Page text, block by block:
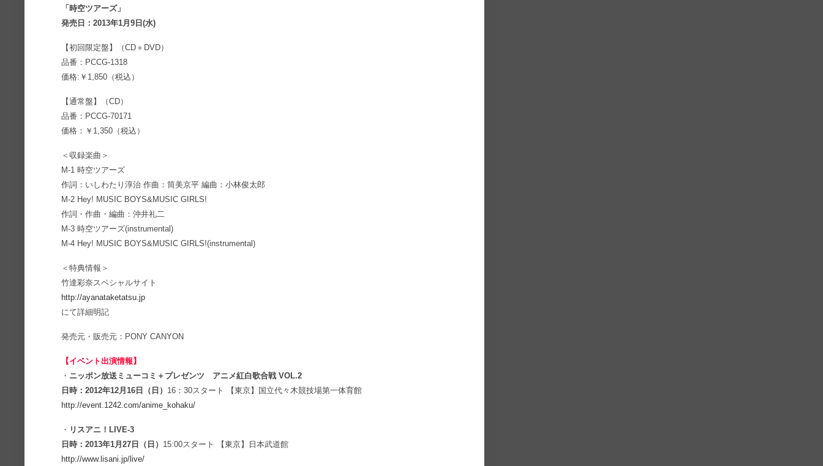
「時空ツアーズ」
発売日：2013年1月9日(水)
【初回限定盤】（CD＋DVD）
品番：PCCG-1318
価格:￥1,850（税込）
【通常盤】（CD）
品番：PCCG-70171
価格：￥1,350（税込）
＜収録楽曲＞
M-1 時空ツアーズ
作詞：いしわたり淳治 作曲：筒美京平 編曲：小林俊太郎
M-2 Hey! MUSIC BOYS&MUSIC GIRLS!
作詞・作曲・編曲：沖井礼二
M-3 時空ツアーズ(instrumental)
M-4 Hey! MUSIC BOYS&MUSIC GIRLS!(instrumental)
＜特典情報＞
竹達彩奈スペシャルサイト
http://ayanataketatsu.jp
にて詳細明記
発売元・販売元：PONY CANYON
【イベント出演情報】
・ ニッポン放送ミューコミ＋プレゼンツ アニメ紅白歌合戦 VOL.2
日時：2012年12月16日（日） 16：30スタート 【東京】国立代々木競技場第一体育館
http://event.1242.com/anime_kohaku/
・ リスアニ！LIVE-3
日時：2013年1月27日（日） 15:00スタート 【東京】日本武道館
http://www.lisani.jp/live/